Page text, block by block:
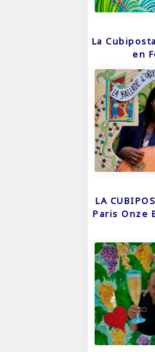
La
en
LA
Paris Onze